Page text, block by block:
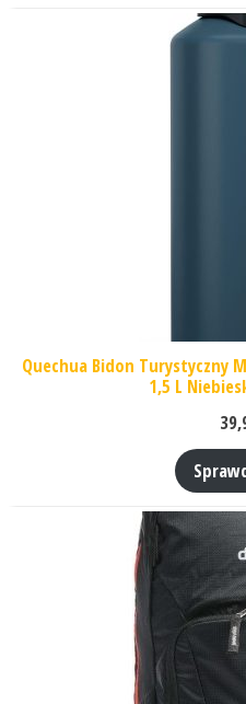
Quechua Bidon Turystyczny
1,5 L